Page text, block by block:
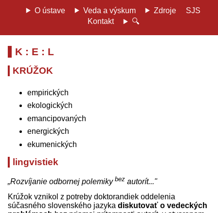
O ústave Veda a výskum Zdroje
SJS
Kontakt
🔍
K : E : L
KRÚŽOK
empirických
ekologických
emancipovaných
energických
ekumenických
lingvistiek
„Rozvíjanie odbornej polemiky bez autorít..."
Krúžok vznikol z potreby doktorandiek oddelenia
súčasného slovenského jazyka diskutovať o vedeckých